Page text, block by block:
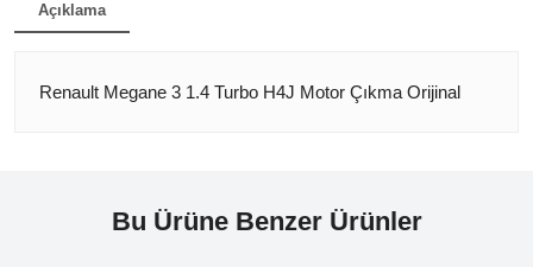
Açıklama
Renault Megane 3 1.4 Turbo H4J Motor Çıkma Orijinal
Bu Ürüne Benzer Ürünler